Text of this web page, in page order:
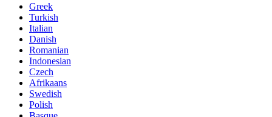
Greek
Turkish
Italian
Danish
Romanian
Indonesian
Czech
Afrikaans
Swedish
Polish